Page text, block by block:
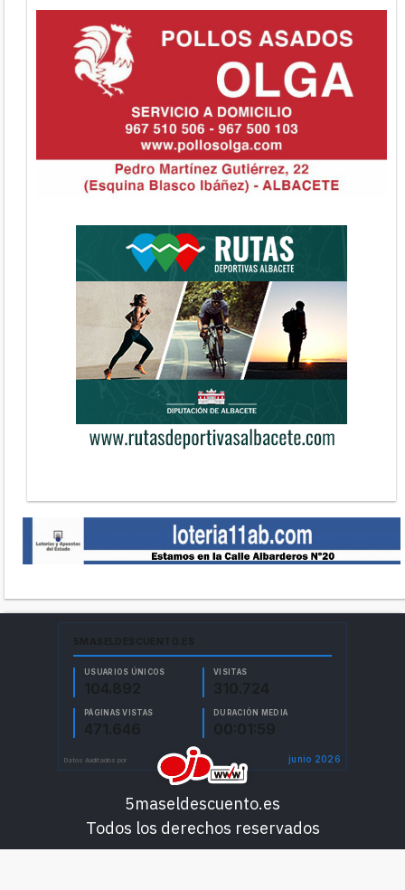
5maseldescuento.es
Todos los derechos reservados